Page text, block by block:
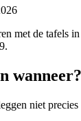
met de tafels
wanneer?
niet